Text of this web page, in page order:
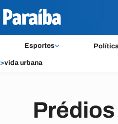
Esportes
>vida urbana